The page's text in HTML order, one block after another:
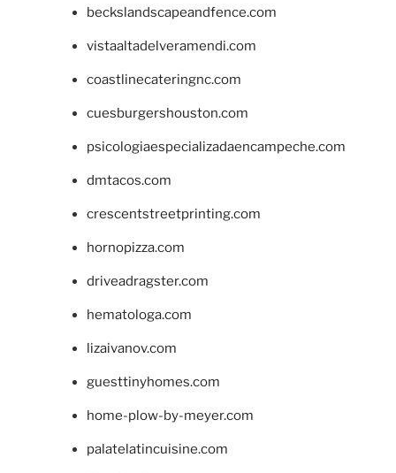
beckslandscapeandfence.com
vistaaltadelveramendi.com
coastlinecateringnc.com
cuesburgershouston.com
psicologiaespecializadaencampeche.com
dmtacos.com
crescentstreetprinting.com
hornopizza.com
driveadragster.com
hematologa.com
lizaivanov.com
guesttinyhomes.com
home-plow-by-meyer.com
palatelatincuisine.com